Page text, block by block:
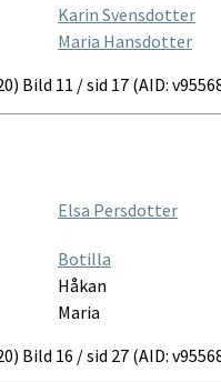
Karin Svensdotter
Maria Hansdotter
Bild 11 / sid 17 (AID:
Elsa Persdotter
Botilla
Håkan
Maria
Bild 16 / sid 27 (AID: